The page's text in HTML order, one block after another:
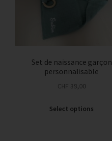
Set de naissance garçon
personnalisable
CHF 39,00
Select options